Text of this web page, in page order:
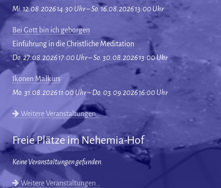
Mi. 12.08.2026 14:30 Uhr – So. 16.08.2026 13:00 Uhr
Bei Gott bin ich geborgen
Einführung in die Christliche Meditation
Do. 27.08.2026 17:00 Uhr – So. 30.08.2026 13:00 Uhr
Ikonen Malkurs
Mo. 31.08.2026 11:00 Uhr – Do. 03.09.2026 16:00 Uhr
Weitere Veranstaltungen…
Freie Plätze im Nehemia-Hof
Keine Veranstaltungen gefunden.
Weitere Veranstaltungen…